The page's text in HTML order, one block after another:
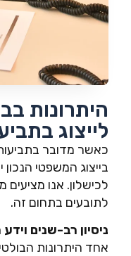
היתרונות
לייצוג
כאשר מדובר
בייצוג המשפטי
לכישלון. אנו
לתובעים בתחום זה.
ניסיון רב-שנים
אחד היתרונות